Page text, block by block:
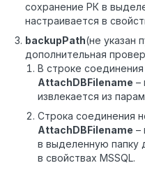
сохранение РК в
настраивается в
backupPath(не указан
дополнительная
В строке
AttachDBFilename –
извлекается из
Строка соединения
AttachDBFilename –
в выделенную папку
в свойствах MSSQL.